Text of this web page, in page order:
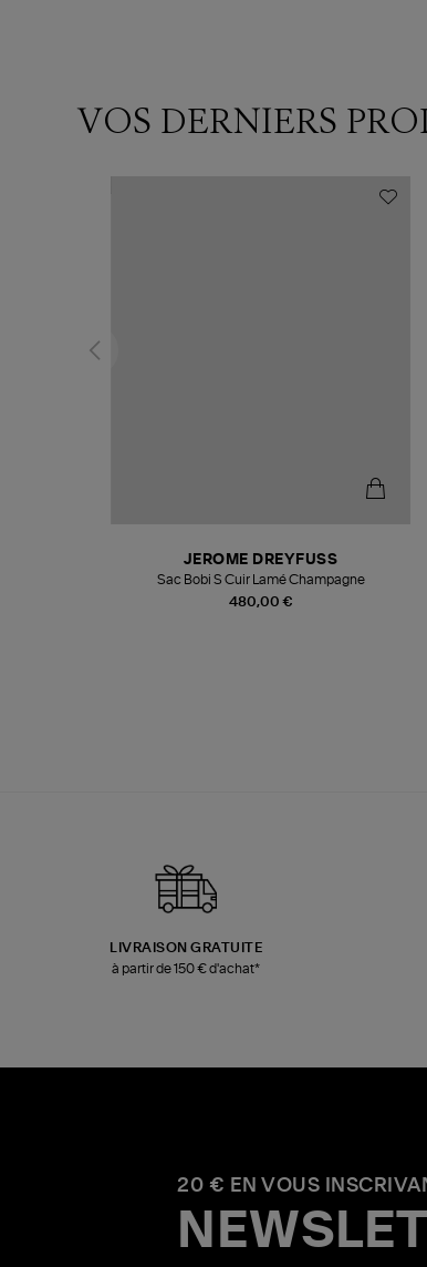
VOS DERNIERS
480,00 €
JEROME DREYFUSS
Sac Bobi S Cuir Lamé Champagne
LIVRAISON GRATUITE
à partir de 150 € d'achat*
20 € EN VOUS